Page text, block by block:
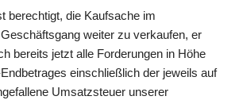
berechtigt, die Kaufsache im
weiter zu verkaufen, er
bereits jetzt alle Forderungen in Höhe
einschließlich der jeweils auf
Umsatzsteuer unserer